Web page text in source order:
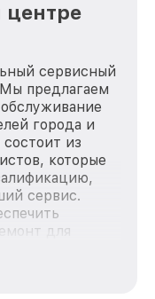
сервисный
предлагаем
города и
из
которые
сервис.
для
MSI, вне
Мы